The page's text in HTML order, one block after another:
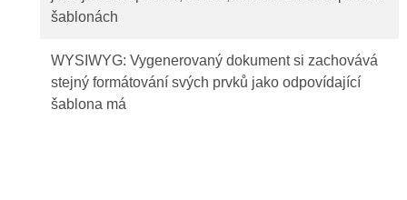
šablonách
WYSIWYG: Vygenerovaný dokument si zachovává
stejný formátování svých prvků jako odpovídající
šablona má